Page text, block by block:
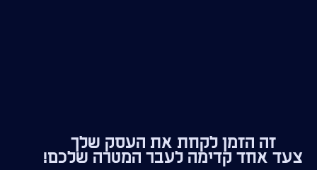
זה הזמן לקחת את העסק שלך
צעד אחד קדימה לעבר המטרה שלכם!